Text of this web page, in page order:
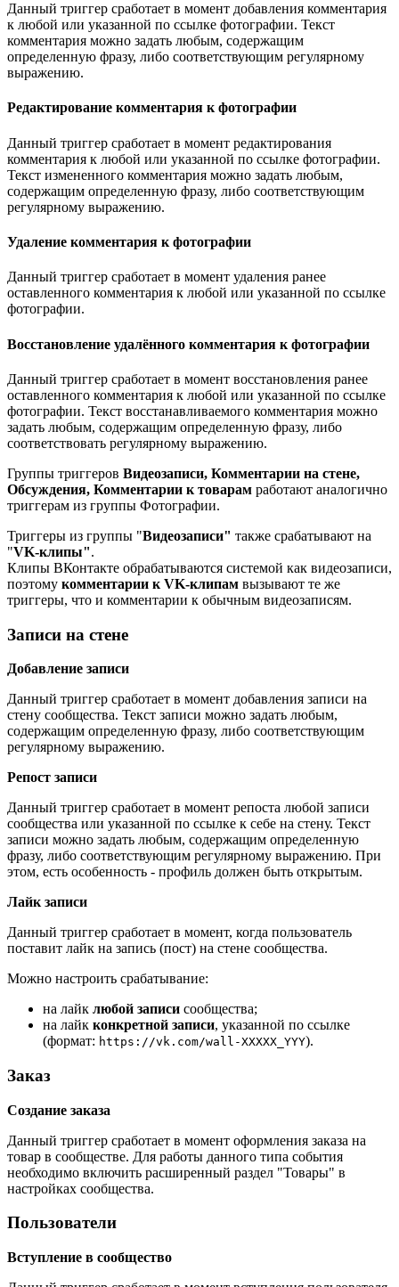
Данный триггер сработает в момент добавления комментария
к любой или указанной по ссылке фотографии. Текст
комментария можно задать любым, содержащим
определенную фразу, либо соответствующим регулярному
выражению.
Редактирование комментария к фотографии
Данный триггер сработает в момент редактирования
комментария к любой или указанной по ссылке фотографии.
Текст измененного комментария можно задать любым,
содержащим определенную фразу, либо соответствующим
регулярному выражению.
Удаление комментария к фотографии
Данный триггер сработает в момент удаления ранее
оставленного комментария к любой или указанной по ссылке
фотографии.
Восстановление удалённого комментария к фотографии
Данный триггер сработает в момент восстановления ранее
оставленного комментария к любой или указанной по ссылке
фотографии. Текст восстанавливаемого комментария можно
задать любым, содержащим определенную фразу, либо
соответствовать регулярному выражению.
Группы триггеров Видеозаписи, Комментарии на стене,
Обсуждения, Комментарии к товарам работают аналогично
триггерам из группы Фотографии.
Триггеры из группы "Видеозаписи" также срабатывают на
"VK-клипы".
Клипы ВКонтакте обрабатываются системой как видеозаписи,
поэтому комментарии к VK-клипам вызывают те же
триггеры, что и комментарии к обычным видеозаписям.
Записи на стене
Добавление записи
Данный триггер сработает в момент добавления записи на
стену сообщества. Текст записи можно задать любым,
содержащим определенную фразу, либо соответствующим
регулярному выражению.
Репост записи
Данный триггер сработает в момент репоста любой записи
сообщества или указанной по ссылке к себе на стену. Текст
записи можно задать любым, содержащим определенную
фразу, либо соответствующим регулярному выражению. При
этом, есть особенность - профиль должен быть открытым.
Лайк записи
Данный триггер сработает в момент, когда пользователь
поставит лайк на запись (пост) на стене сообщества.
Можно настроить срабатывание:
на лайк любой записи сообщества;
на лайк конкретной записи, указанной по ссылке
(формат: https://vk.com/wall-XXXXX_YYY).
Заказ
Создание заказа
Данный триггер сработает в момент оформления заказа на
товар в сообществе. Для работы данного типа события
необходимо включить расширенный раздел "Товары" в
настройках сообщества.
Пользователи
Вступление в сообщество